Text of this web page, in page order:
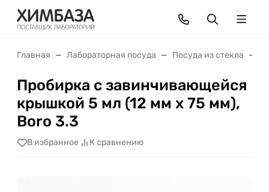
Главная Лабораторная посуда Посуда из стекла
Пробирка с завинчивающейся
крышкой 5 мл (12 мм х 75 мм),
Boro 3.3
В избранное К сравнению